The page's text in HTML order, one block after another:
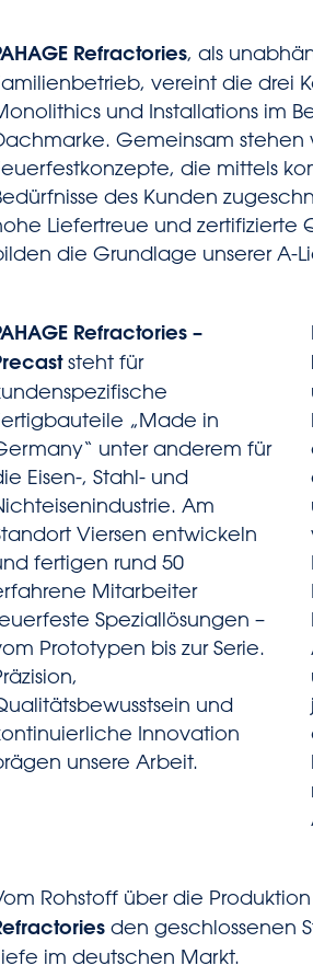
Refractories, als
vereint die drei
und Installations im
Gemeinsam
die mittels
des Kunden
Liefertreue und zertifizierte
die Grundlage unserer A-
Refractories –
steht für
„Made in
unter anderem für
Eisen-, Stahl- und
Am
Viersen entwickeln
fertigen rund 50
Mitarbeiter
Speziallösungen –
Prototypen bis zur Serie.
und
Innovation
unsere Arbeit.
Rohstoff über die
den geschlossenen
im deutschen Markt.